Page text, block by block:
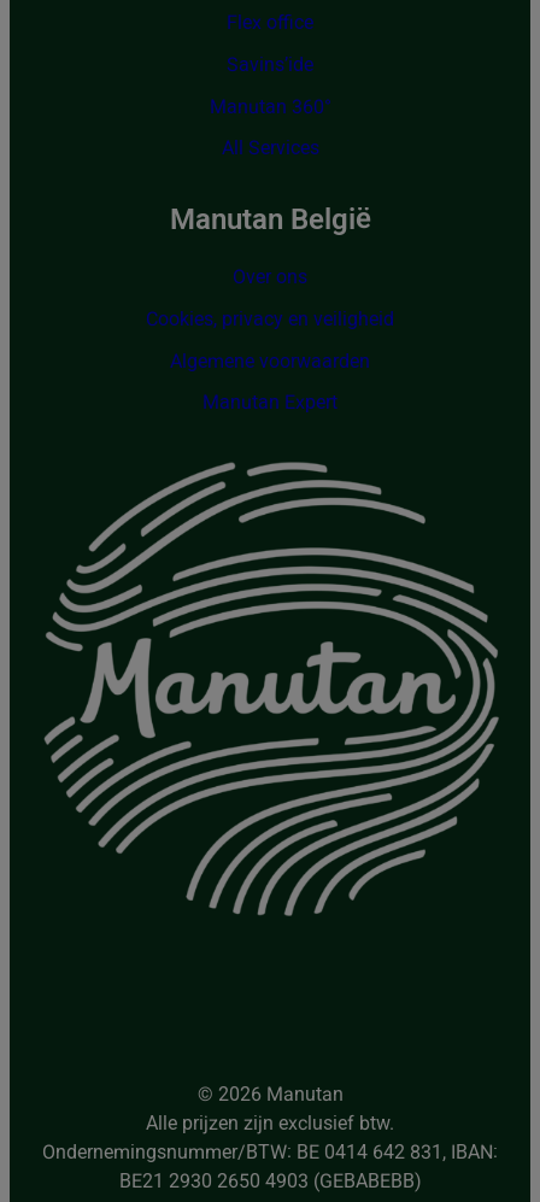
Flex office
Savins’ide
Manutan 360°
All Services
Manutan België
Over ons
Cookies, privacy en veiligheid
Algemene voorwaarden
Manutan Expert
© 2026 Manutan
Alle prijzen zijn exclusief btw.
Ondernemingsnummer/BTW: BE 0414 642 831, IBAN:
BE21 2930 2650 4903 (GEBABEBB)